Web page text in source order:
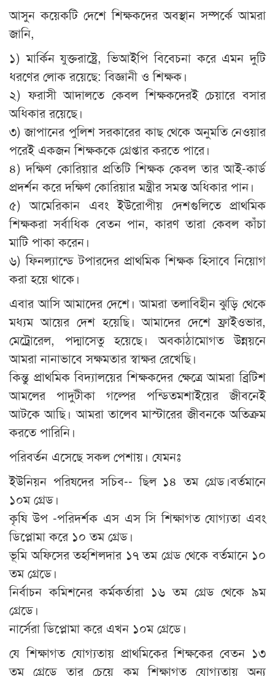
আসুন কয়েকটি দেশে শিক্ষকদের অবস্থান সম্পর্কে আমরা
জানি,
১) মার্কিন যুক্তরাষ্ট্রে, ভিআইপি বিবেচনা করে এমন দুটি
ধরণের লোক রয়েছে: বিজ্ঞানী ও শিক্ষক।
২) ফরাসী আদালতে কেবল শিক্ষকদেরই চেয়ারে বসার
অধিকার রয়েছে।
৩) জাপানের পুলিশ সরকারের কাছ থেকে অনুমতি নেওয়ার
পরেই একজন শিক্ষককে গ্রেপ্তার করতে পারে।
৪) দক্ষিণ কোরিয়ার প্রতিটি শিক্ষক কেবল তার আই-কার্ড
প্রদর্শন করে দক্ষিণ কোরিয়ার মন্ত্রীর সমস্ত অধিকার পান।
৫) আমেরিকান এবং ইউরোপীয় দেশগুলিতে প্রাথমিক
শিক্ষকরা সর্বাধিক বেতন পান, কারণ তারা কেবল কাঁচা
মাটি পাকা করেন।
৬) ফিনল্যান্ডে টপারদের প্রাথমিক শিক্ষক হিসাবে নিয়োগ
করা হয়ে থাকে।
এবার আসি আমাদের দেশে। আমরা তলাবিহীন ঝুড়ি থেকে
মধ্যম আয়ের দেশ হয়েছি। আমাদের দেশে ফ্রাইওভার,
মেট্রোরেল, পদ্মাসেতু হয়েছে। অবকাঠামোগত উন্নয়নে
আমরা নানাভাবে সক্ষমতার স্বাক্ষর রেখেছি।
কিন্তু প্রাথমিক বিদ্যালয়ের শিক্ষকদের ক্ষেত্রে আমরা ব্রিটিশ
আমলের পাদুটীকা গল্পের পন্ডিতমশাইয়ের জীবনেই
আটকে আছি। আমরা তালেব মাস্টারের জীবনকে অতিক্রম
করতে পারিনি।
পরিবর্তন এসেছে সকল পেশায়। যেমনঃ
ইউনিয়ন পরিষদের সচিব-- ছিল ১৪ তম গ্রেড।বর্তমানে
১০ম গ্রেড।
কৃষি উপ -পরিদর্শক এস এস সি শিক্ষাগত যোগ্যতা এবং
ডিপ্লোমা করে ১০ তম গ্রেড।
ভূমি অফিসের তহশিলদার ১৭ তম গ্রেড থেকে বর্তমানে ১০
তম গ্রেডে।
নির্বাচন কমিশনের কর্মকর্তারা ১৬ তম গ্রেড থেকে ৯ম
গ্রেডে।
নার্সেরা ডিপ্লোমা করে এখন ১০ম গ্রেডে।
যে শিক্ষাগত যোগ্যতায় প্রাথমিকের শিক্ষকের বেতন ১৩
তম গ্রেডে তার চেয়ে কম শিক্ষাগত যোগ্যতায় অন্য